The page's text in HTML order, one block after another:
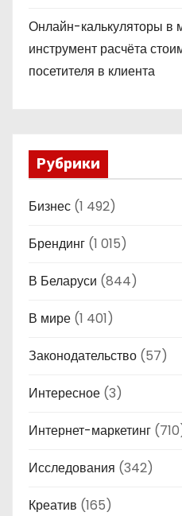
Онлайн-калькуляторы в
инструмент расчёта
посетителя в клиента
Рубрики
Бизнес (1 492)
Брендинг (1 015)
В Беларуси (844)
В мире (1 401)
Законодательство (57)
Интересное (3)
Интернет-маркетинг
Исследования (342)
Креатив (165)